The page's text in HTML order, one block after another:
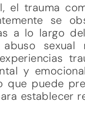
el trauma
se
a lo largo
sexual
y
que puede
establecer